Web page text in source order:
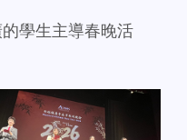
學生主導春晚活